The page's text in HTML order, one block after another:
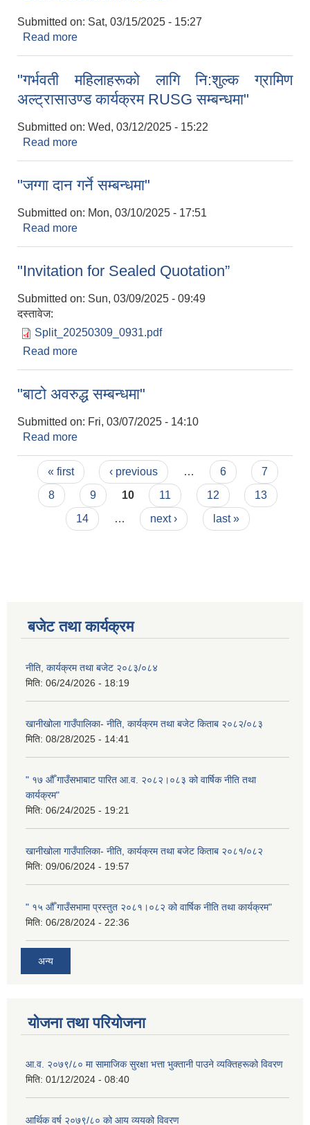
Submitted on: Sat, 03/15/2025 - 15:27
Read more
"गर्भवती महिलाहरूको लागि नि:शुल्क ग्रामिण
अल्ट्रासाउण्ड कार्यक्रम RUSG सम्बन्धमा"
Submitted on: Wed, 03/12/2025 - 15:22
Read more
"जग्गा दान गर्ने सम्बन्धमा"
Submitted on: Mon, 03/10/2025 - 17:51
Read more
"Invitation for Sealed Quotation”
Submitted on: Sun, 03/09/2025 - 09:49
दस्तावेज:
Split_20250309_0931.pdf
Read more
"बाटो अवरुद्ध सम्बन्धमा"
Submitted on: Fri, 03/07/2025 - 14:10
Read more
Pages
« first ‹ previous … 6
7
8
9 10 11 12
13
14
… next › last »
बजेट तथा कार्यक्रम
नीति, कार्यक्रम तथा बजेट २०८३/०८४
मिति: 06/24/2026 - 18:19
खानीखोला गाउँपालिका- नीति, कार्यक्रम तथा बजेट किताब २०८२/०८३
मिति: 08/28/2025 - 14:41
" १७ औँ गाउँसभाबाट पारित आ.व. २०८२।०८३ को वार्षिक नीति तथा
कार्यक्रम"
मिति: 06/24/2025 - 19:21
खानीखोला गाउँपालिका- नीति, कार्यक्रम तथा बजेट किताब २०८१/०८२
मिति: 09/06/2024 - 19:57
" १५ औँ गाउँसभामा प्रस्तुत २०८१।०८२ को वार्षिक नीति तथा कार्यक्रम"
मिति: 06/28/2024 - 22:36
अन्य
योजना तथा परियोजना
आ.व. २०७९/८० मा सामाजिक सुरक्षा भत्ता भुक्तानी पाउने व्यक्तिहरूको विवरण
मिति: 01/12/2024 - 08:40
आर्थिक वर्ष २०७९/८० को आय व्ययको विवरण